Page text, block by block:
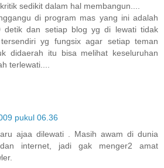
sedikit dalam hal membangun....
di program mas yang ini adalah
detik dan setiap blog yg di lewati tidak
yg fungsix agar setiap teman
didaerah itu bisa melihat keseluruhan
terlewati....
pukul 06.36
ajaa dilewati . Masih awam di dunia
dan internet, jadi gak menger2 amat